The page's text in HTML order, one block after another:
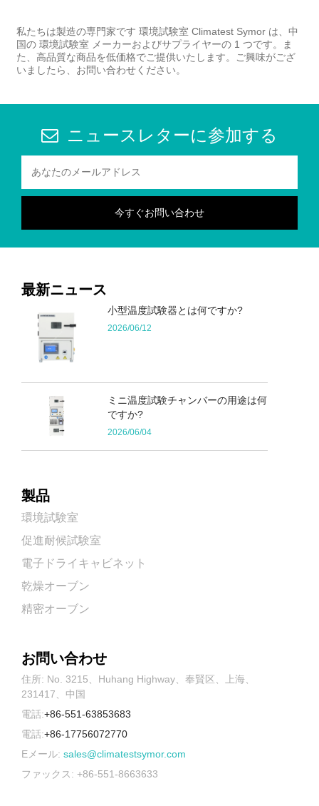
私たちは製造の専門家です 環境試験室 Climatest Symor は、中
国の 環境試験室 メーカーおよびサプライヤーの 1 つです。ま
た、高品質な商品を低価格でご提供いたします。ご興味がござ
いましたら、お問い合わせください。
ニュースレターに参加する
最新ニュース
小型温度試験器とは何ですか?
2026/06/12
ミニ温度試験チャンバーの用途は何
ですか?
2026/06/04
製品
環境試験室
促進耐候試験室
電子ドライキャビネット
乾燥オーブン
精密オーブン
お問い合わせ
住所: No. 3215、Huhang Highway、奉賢区、上海、
231417、中国
電話:+86-551-63853683
電話:+86-17756072770
Eメール: sales@climatestsymor.com
ファックス: +86-551-8663633